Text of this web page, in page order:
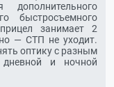
быстросъемного
занимает 2
— СТП не уходит.
оптику с разным
и ночной